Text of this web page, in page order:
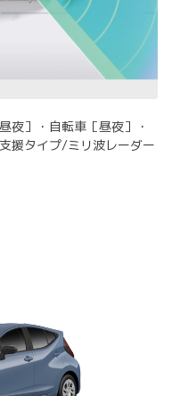
夜］・自転車［昼夜］・
援タイプ/ミリ波レーダー